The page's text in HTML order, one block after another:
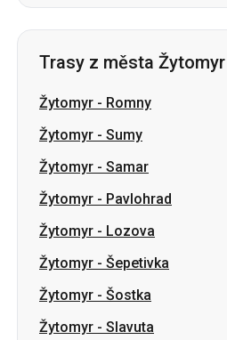
Žytomyr-Romny
Žytomyr-Samar
Žytomyr-Pavlohrad
Žytomyr-Lozova
Žytomyr-Šepetivka
Žytomyr-Šostka
Žytomyr-Slavuta
Žytomyr-Svitlovodsk
Žytomyr-Chust